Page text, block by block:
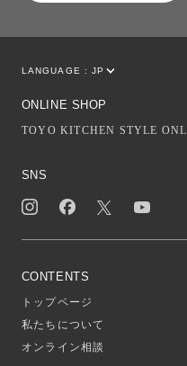
LANGUAGE : JP
ONLINE SHOP
TOYO KITCHEN STYLE
SNS
CONTENTS
トップページ
私たちについて
オンライン相談